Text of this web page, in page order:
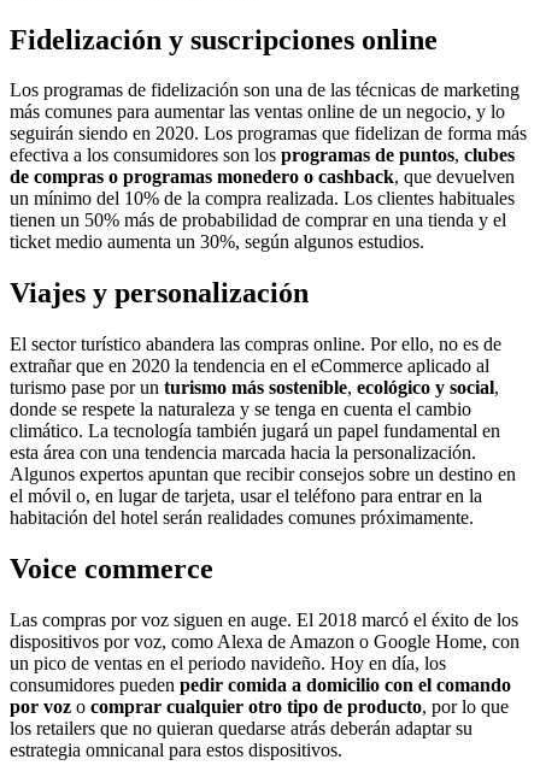
Fidelización y suscripciones online
Los programas de fidelización son una de las técnicas de marketing
más comunes para aumentar las ventas online de un negocio, y lo
seguirán siendo en 2020. Los programas que fidelizan de forma más
efectiva a los consumidores son los programas de puntos, clubes
de compras o programas monedero o cashback, que devuelven
un mínimo del 10% de la compra realizada. Los clientes habituales
tienen un 50% más de probabilidad de comprar en una tienda y el
ticket medio aumenta un 30%, según algunos estudios.
Viajes y personalización
El sector turístico abandera las compras online. Por ello, no es de
extrañar que en 2020 la tendencia en el eCommerce aplicado al
turismo pase por un turismo más sostenible, ecológico y social,
donde se respete la naturaleza y se tenga en cuenta el cambio
climático. La tecnología también jugará un papel fundamental en
esta área con una tendencia marcada hacia la personalización.
Algunos expertos apuntan que recibir consejos sobre un destino en
el móvil o, en lugar de tarjeta, usar el teléfono para entrar en la
habitación del hotel serán realidades comunes próximamente.
Voice commerce
Las compras por voz siguen en auge. El 2018 marcó el éxito de los
dispositivos por voz, como Alexa de Amazon o Google Home, con
un pico de ventas en el periodo navideño. Hoy en día, los
consumidores pueden pedir comida a domicilio con el comando
por voz o comprar cualquier otro tipo de producto, por lo que
los retailers que no quieran quedarse atrás deberán adaptar su
estrategia omnicanal para estos dispositivos.